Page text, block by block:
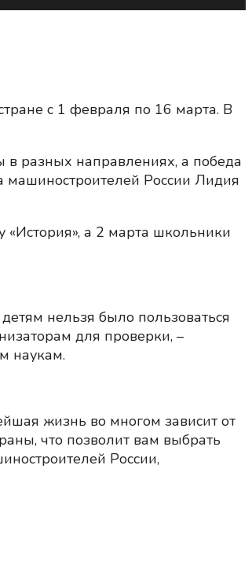
с 1 февраля по 16 марта. В
в разных направлениях, а победа
машиностроителей России Лидия
а 2 марта школьники
нельзя было пользоваться
для проверки, –
наукам.
жизнь во многом зависит от
что позволит вам выбрать
России,